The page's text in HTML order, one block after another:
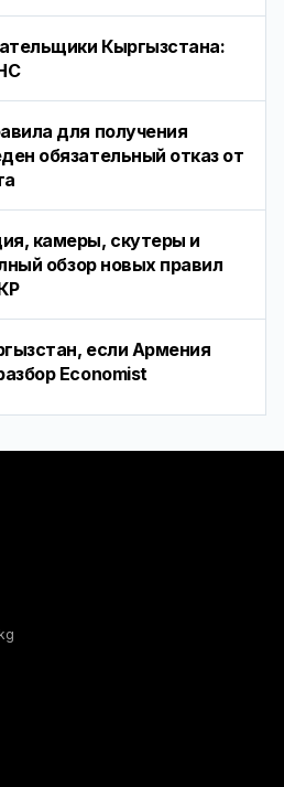
Кыргызстана:
для получения
обязательный отказ от
камеры, скутеры и
обзор новых правил
если Армения
Economist